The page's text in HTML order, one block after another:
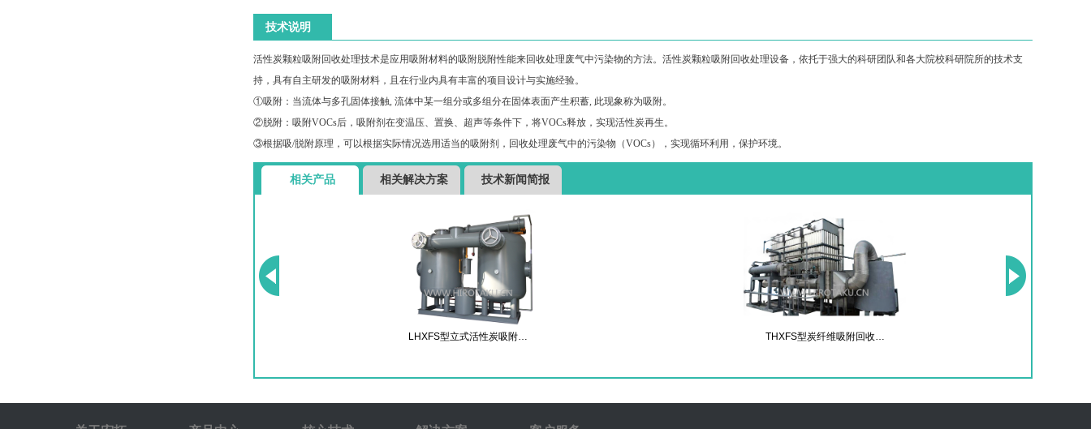
技术说明
活性炭颗粒吸附回收处理技术是应用吸附材料的吸附脱附性能来回收处理废气中污染物的方法。活性炭颗粒吸附回收处理设备，依托于强大的科研团队和各大院校科研院所的技术支
持，具有自主研发的吸附材料，且在行业内具有丰富的项目设计与实施经验。
①吸附：当流体与多孔固体接触, 流体中某一组分或多组分在固体表面产生积蓄, 此现象称为吸附。
②脱附：吸附VOCs后，吸附剂在变温压、置换、超声等条件下，将VOCs释放，实现活性炭再生。
③根据吸/脱附原理，可以根据实际情况选用适当的吸附剂，回收处理废气中的污染物（VOCs），实现循环利用，保护环境。
相关产品 相关解决方案 技术新闻简报
LHXFS型立式活性炭吸附… THXFS型炭纤维吸附回收…